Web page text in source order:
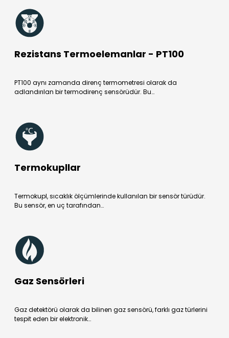
Rezistans Termoelemanlar - PT100
PT100 aynı zamanda direnç termometresi olarak da
adlandırılan bir termodirenç sensörüdür. Bu…
Termokupllar
Termokupl, sıcaklık ölçümlerinde kullanılan bir sensör türüdür.
Bu sensör, en uç tarafından…
Gaz Sensörleri
Gaz detektörü olarak da bilinen gaz sensörü, farklı gaz türlerini
tespit eden bir elektronik…